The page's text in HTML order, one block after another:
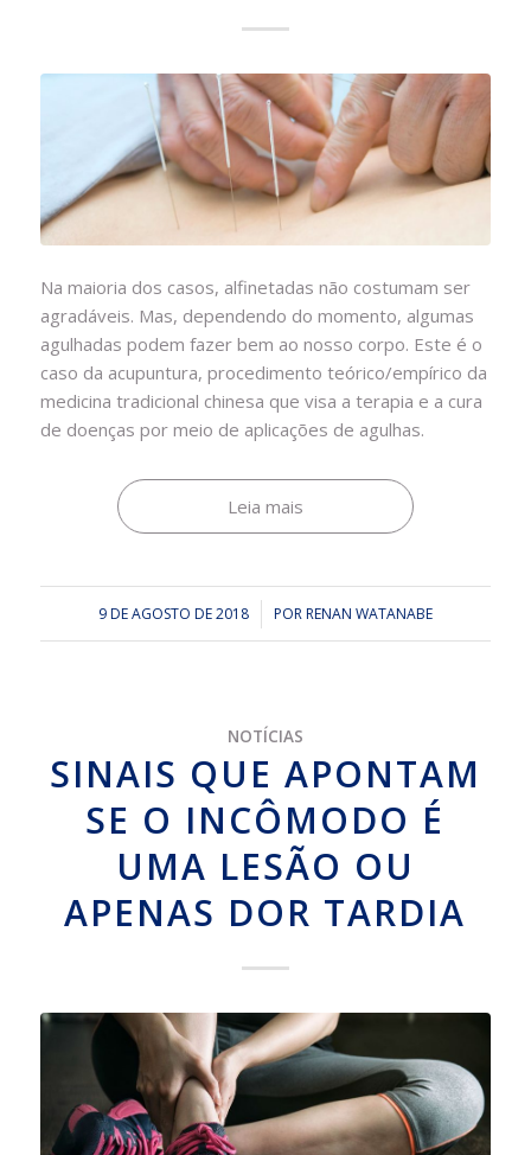
Na maioria dos casos, alfinetadas não costumam ser
agradáveis. Mas, dependendo do momento, algumas
agulhadas podem fazer bem ao nosso corpo. Este é o
caso da acupuntura, procedimento teórico/empírico da
medicina tradicional chinesa que visa a terapia e a cura
de doenças por meio de aplicações de agulhas.
Leia mais
9 DE AGOSTO DE 2018
/ PORRENAN WATANABE
NOTÍCIAS
SINAIS QUE APONTAM
SE O INCÔMODO É
UMA LESÃO OU
APENAS DOR TARDIA